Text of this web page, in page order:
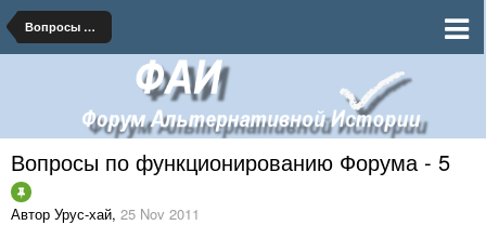
Вопросы по функционированию Форума
Вопросы по функционированию Форума - 5
Автор Урус-хай, 25 Nov 2011